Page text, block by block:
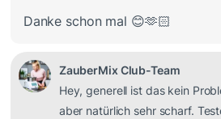
Danke schon mal 😊🫶🏻
ZauberMix Club-Team
Hey, generell ist das kein
aber natürlich sehr scharf.